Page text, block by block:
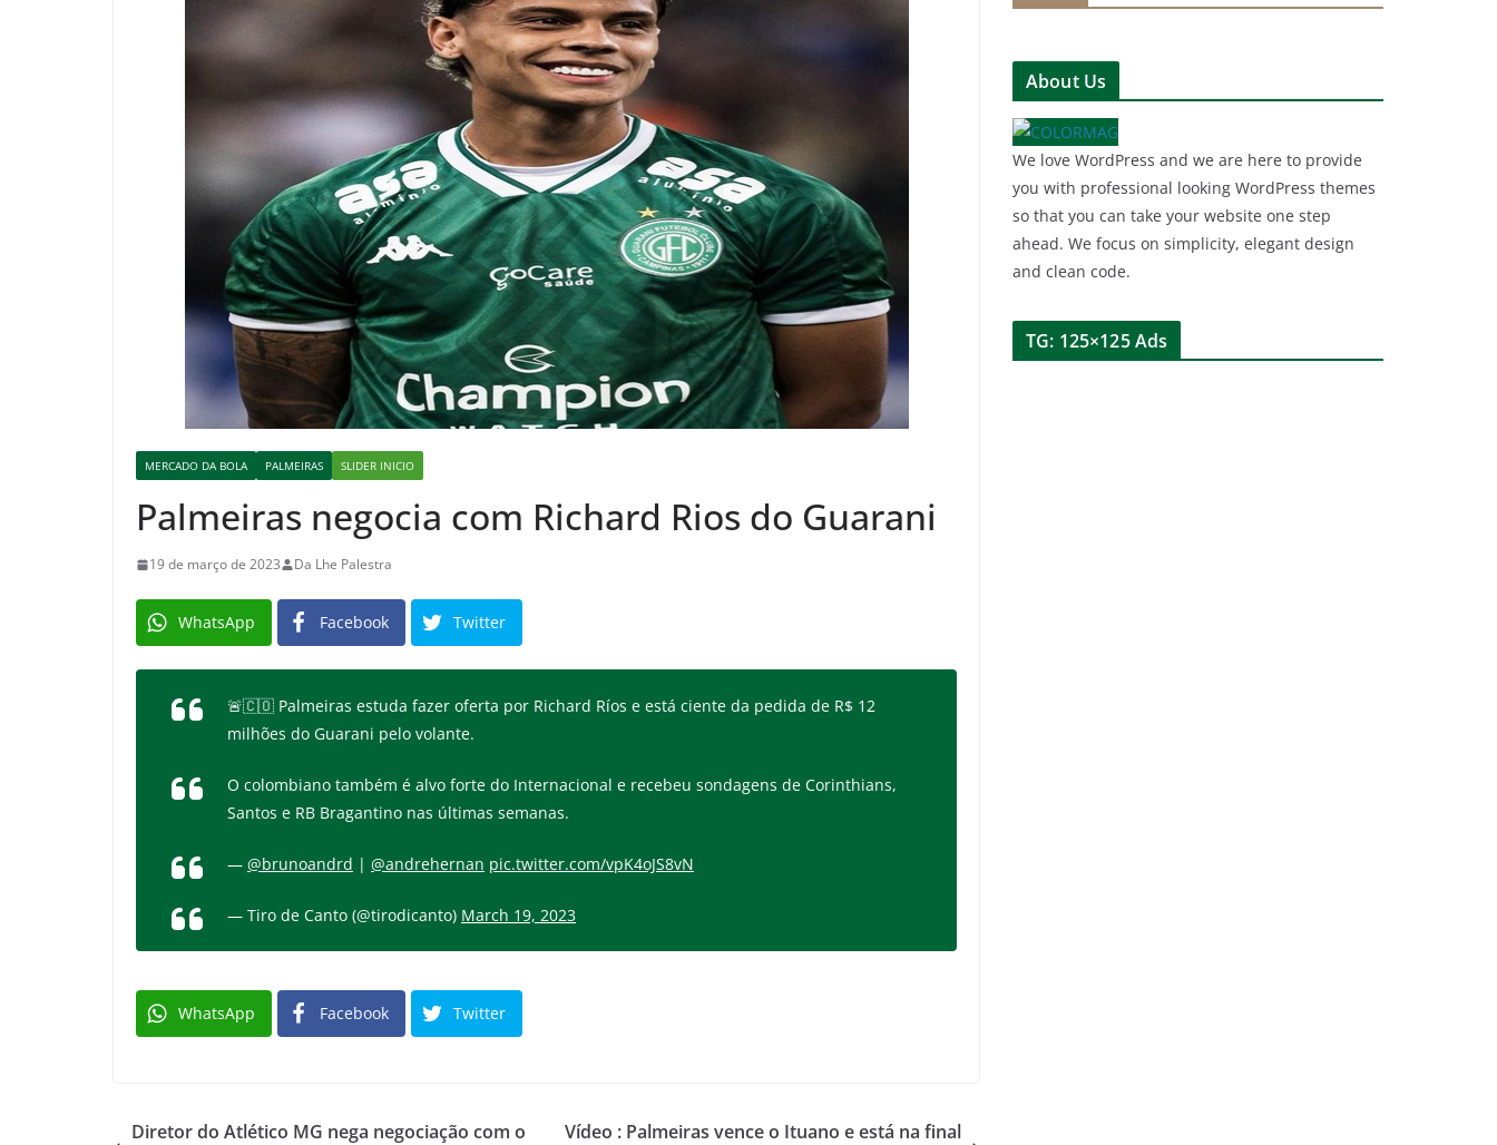
MERCADO DA BOLA PALMEIRAS SLIDER INICIO
Palmeiras negocia com Richard Rios do Guarani
19 de março de 2023 Da Lhe Palestra
WhatsApp Facebook Twitter
🚨🇨🇴 Palmeiras estuda fazer oferta por Richard Ríos e está ciente da pedida de R$ 12
milhões do Guarani pelo volante.
O colombiano também é alvo forte do Internacional e recebeu sondagens de Corinthians,
Santos e RB Bragantino nas últimas semanas.
— @brunoandrd | @andrehernan pic.twitter.com/vpK4oJS8vN
— Tiro de Canto (@tirodicanto) March 19, 2023
WhatsApp Facebook Twitter
Diretor do Atlético MG nega negociação com o
Vídeo : Palmeiras vence o Ituano e está na final
About Us
We love WordPress and we are here to provide
you with professional looking WordPress themes
so that you can take your website one step
ahead. We focus on simplicity, elegant design
and clean code.
TG: 125×125 Ads